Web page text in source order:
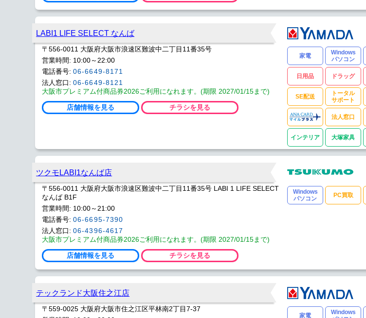
LABI1 LIFE SELECT なんば
〒556-0011 大阪府大阪市浪速区難波中二丁目11番35号
営業時間: 10:00～22:00
電話番号: 06-6649-8171
法人窓口: 06-6649-8121
大阪市プレミアム付商品券2026ご利用になれます。(期限 2027/01/15まで)
店舗情報を見る チラシを見る
家電
Windows
パソコン
日用品 ドラッグ
SE配送
トータル
サポート
法人窓口
インテリア 大塚家具
ツクモLABI1なんば店
〒556-0011 大阪府大阪市浪速区難波中二丁目11番35号 LABI 1 LIFE SELECT
なんば B1F
営業時間: 10:00～21:00
電話番号: 06-6695-7390
法人窓口: 06-4396-4617
大阪市プレミアム付商品券2026ご利用になれます。(期限 2027/01/15まで)
店舗情報を見る チラシを見る
Windows
パソコン
PC買取
テックランド大阪住之江店
〒559-0025 大阪府大阪市住之江区平林南2丁目7-37
家電
Windows